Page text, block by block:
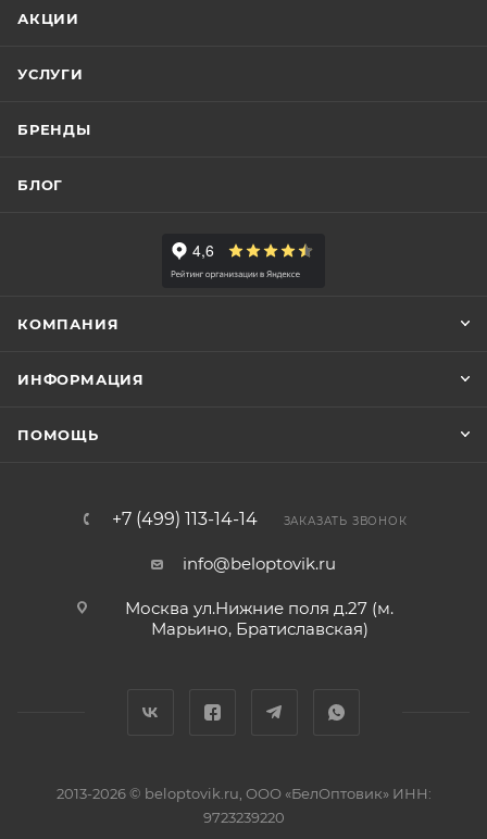
АКЦИИ
УСЛУГИ
БРЕНДЫ
БЛОГ
КОМПАНИЯ
ИНФОРМАЦИЯ
ПОМОЩЬ
+7 (499) 113-14-14 ЗАКАЗАТЬ ЗВОНОК
info@beloptovik.ru
Москва ул.Нижние поля д.27 (м.
Марьино, Братиславская)
2013-2026 © beloptovik.ru, ООО «БелОптовик» ИНН:
9723239220